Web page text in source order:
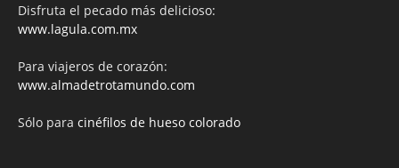
Disfruta el pecado más delicioso:
www.lagula.com.mx
Para viajeros de corazón:
www.almadetrotamundo.com
Sólo para cinéfilos de hueso colorado